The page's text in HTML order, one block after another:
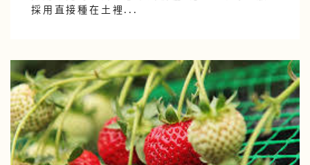
採用直接種在土裡...